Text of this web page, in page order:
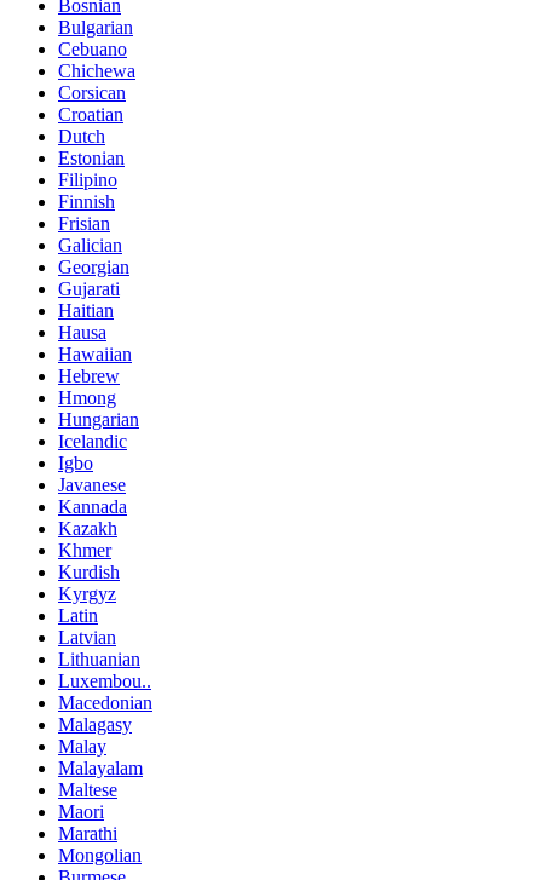
Bosnian
Bulgarian
Cebuano
Chichewa
Corsican
Croatian
Dutch
Estonian
Filipino
Finnish
Frisian
Galician
Georgian
Gujarati
Haitian
Hausa
Hawaiian
Hebrew
Hmong
Hungarian
Icelandic
Igbo
Javanese
Kannada
Kazakh
Khmer
Kurdish
Kyrgyz
Latin
Latvian
Lithuanian
Luxembou..
Macedonian
Malagasy
Malay
Malayalam
Maltese
Maori
Marathi
Mongolian